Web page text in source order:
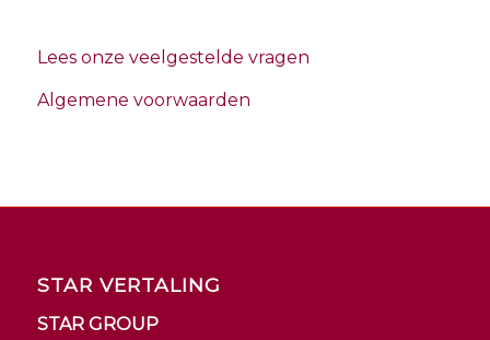
Lees onze veelgestelde vragen
Algemene voorwaarden
STAR VERTALING
STAR GROUP